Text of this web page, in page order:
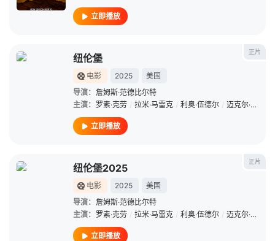
立即播放
正片
纽伦堡
电影 2025
美国
导演： 詹姆斯·范德比尔特
主演： 罗素·克劳 / 拉米·马雷克 / 利奥·伍德尔 / 迈克尔·珊农
立即播放
正片
纽伦堡2025
电影 2025
美国
导演： 詹姆斯·范德比尔特
主演： 罗素·克劳 / 拉米·马雷克 / 利奥·伍德尔 / 迈克尔·珊农
立即播放